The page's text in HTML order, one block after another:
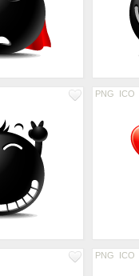
PNG ICO
PNG ICO